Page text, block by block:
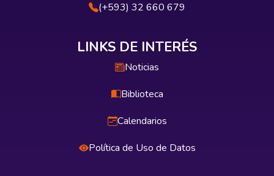
(+593) 32 660 679
LINKS DE INTERÉS
Noticias
Biblioteca
Calendarios
Política de Uso de Datos